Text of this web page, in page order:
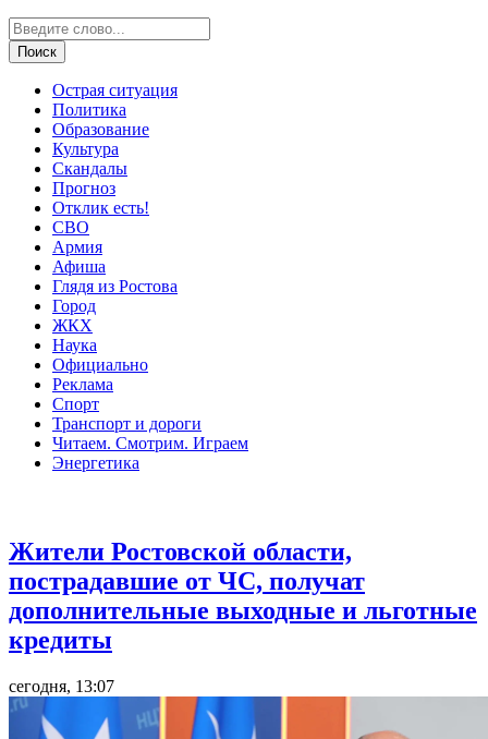
Острая ситуация
Политика
Образование
Культура
Скандалы
Прогноз
Отклик есть!
СВО
Армия
Афиша
Глядя из Ростова
Город
ЖКХ
Наука
Официально
Реклама
Спорт
Транспорт и дороги
Читаем. Смотрим. Играем
Энергетика
Жители Ростовской области,
пострадавшие от ЧС, получат
дополнительные выходные и льготные
кредиты
сегодня, 13:07